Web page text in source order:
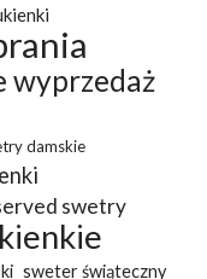
wyprzedaż
damskie
swetry
sweter świąteczny